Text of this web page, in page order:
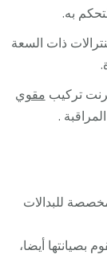
به.
ذات السعة
تركيب مقوي
.
للبدالات
بصيانتها أيضا،